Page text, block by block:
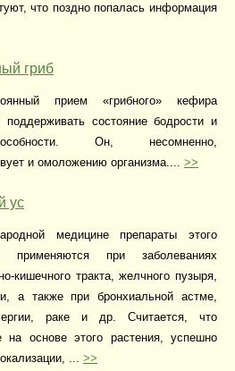
что поздно попалась информация
гриб
прием «грибного» кефира
поддерживать состояние бодрости и
Он, несомненно,
и омоложению организма.... >>
ус
медицине препараты этого
применяются при заболеваниях
кишечного тракта, желчного пузыря,
а также при бронхиальной астме,
раке и др. Считается, что
на основе этого растения, успешно
... >>